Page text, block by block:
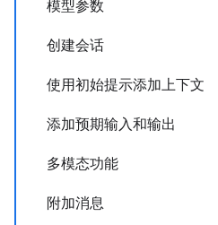
模型参数
创建会话
使用初始提示添加上下文
添加预期输入和输出
多模态功能
附加消息